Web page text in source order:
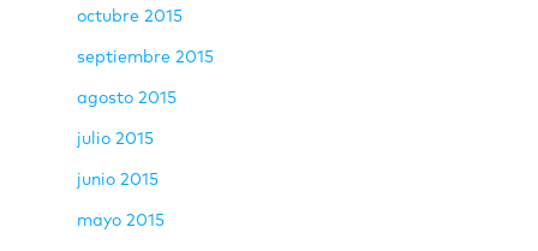
octubre 2015
septiembre 2015
agosto 2015
julio 2015
junio 2015
mayo 2015